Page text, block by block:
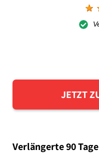
☆
JETZT
Verlängerte 90